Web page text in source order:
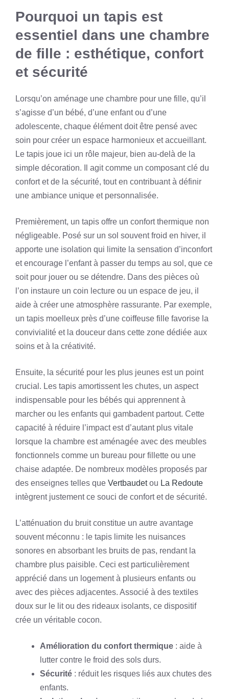
Pourquoi un tapis est
essentiel dans une chambre
de fille : esthétique, confort
et sécurité
Lorsqu’on aménage une chambre pour une fille, qu’il
s’agisse d’un bébé, d’une enfant ou d’une
adolescente, chaque élément doit être pensé avec
soin pour créer un espace harmonieux et accueillant.
Le tapis joue ici un rôle majeur, bien au-delà de la
simple décoration. Il agit comme un composant clé du
confort et de la sécurité, tout en contribuant à définir
une ambiance unique et personnalisée.
Premièrement, un tapis offre un confort thermique non
négligeable. Posé sur un sol souvent froid en hiver, il
apporte une isolation qui limite la sensation d’inconfort
et encourage l’enfant à passer du temps au sol, que ce
soit pour jouer ou se détendre. Dans des pièces où
l’on instaure un coin lecture ou un espace de jeu, il
aide à créer une atmosphère rassurante. Par exemple,
un tapis moelleux près d’une coiffeuse fille favorise la
convivialité et la douceur dans cette zone dédiée aux
soins et à la créativité.
Ensuite, la sécurité pour les plus jeunes est un point
crucial. Les tapis amortissent les chutes, un aspect
indispensable pour les bébés qui apprennent à
marcher ou les enfants qui gambadent partout. Cette
capacité à réduire l’impact est d’autant plus vitale
lorsque la chambre est aménagée avec des meubles
fonctionnels comme un bureau pour fillette ou une
chaise adaptée. De nombreux modèles proposés par
des enseignes telles que Vertbaudetou La Redoute
intègrent justement ce souci de confort et de sécurité.
L’atténuation du bruit constitue un autre avantage
souvent méconnu : le tapis limite les nuisances
sonores en absorbant les bruits de pas, rendant la
chambre plus paisible. Ceci est particulièrement
apprécié dans un logement à plusieurs enfants ou
avec des pièces adjacentes. Associé à des textiles
doux sur le lit ou des rideaux isolants, ce dispositif
crée un véritable cocon.
Amélioration du confort thermique : aide à
lutter contre le froid des sols durs.
Sécurité : réduit les risques liés aux chutes des
enfants.